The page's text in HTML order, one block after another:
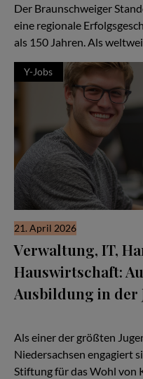
Der Braunschweiger
eine regionale
als 150 Jahren. Als
Y-Jobs
21. April 2026
Verwaltung, IT,
Hauswirtschaft:
Ausbildung in der
Als einer der größten
Niedersachsen engagiert
Stiftung für das Wohl von